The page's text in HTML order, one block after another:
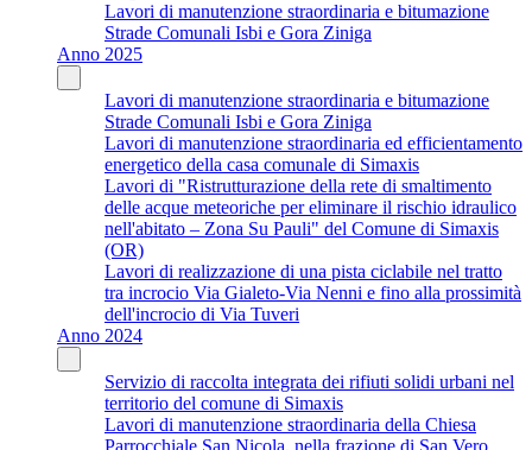
Lavori di manutenzione straordinaria e bitumazione
Strade Comunali Isbi e Gora Ziniga
Anno 2025
Lavori di manutenzione straordinaria e bitumazione
Strade Comunali Isbi e Gora Ziniga
Lavori di manutenzione straordinaria ed efficientamento
energetico della casa comunale di Simaxis
Lavori di "Ristrutturazione della rete di smaltimento
delle acque meteoriche per eliminare il rischio idraulico
nell'abitato – Zona Su Pauli" del Comune di Simaxis
(OR)
Lavori di realizzazione di una pista ciclabile nel tratto
tra incrocio Via Gialeto-Via Nenni e fino alla prossimità
dell'incrocio di Via Tuveri
Anno 2024
Servizio di raccolta integrata dei rifiuti solidi urbani nel
territorio del comune di Simaxis
Lavori di manutenzione straordinaria della Chiesa
Parrocchiale San Nicola, nella frazione di San Vero